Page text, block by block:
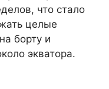
что стало
целые
борту и
экватора.